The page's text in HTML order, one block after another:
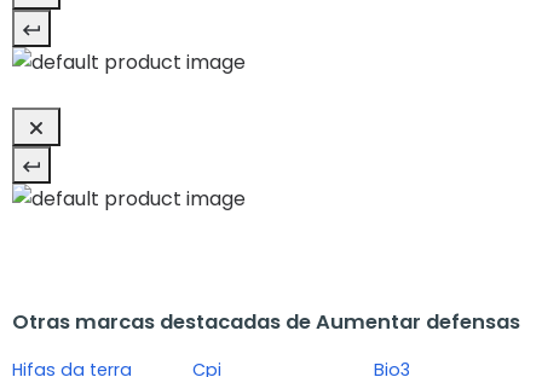
Otras marcas destacadas de Aumentar defensas
Hifas da terra Cpi Bio3